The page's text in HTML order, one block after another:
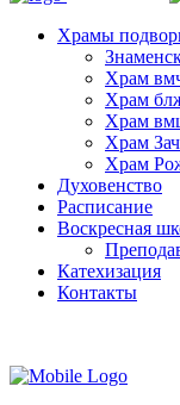
Храмы
Храм
Храм
Храм
Храм
Храм
Духовенство
Расписание
Воскресная
Катехизация
Контакты